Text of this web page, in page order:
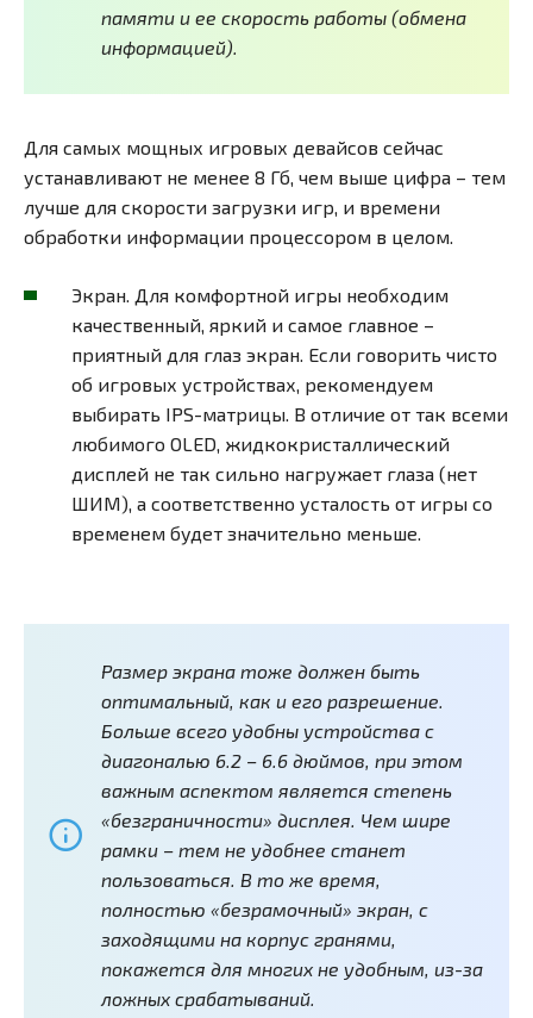
памяти и ее скорость работы (обмена
информацией).
Для самых мощных игровых девайсов сейчас
устанавливают не менее 8 Гб, чем выше цифра – тем
лучше для скорости загрузки игр, и времени
обработки информации процессором в целом.
Экран. Для комфортной игры необходим
качественный, яркий и самое главное –
приятный для глаз экран. Если говорить чисто
об игровых устройствах, рекомендуем
выбирать IPS-матрицы. В отличие от так всеми
любимого OLED, жидкокристаллический
дисплей не так сильно нагружает глаза (нет
ШИМ), а соответственно усталость от игры со
временем будет значительно меньше.
Размер экрана тоже должен быть
оптимальный, как и его разрешение.
Больше всего удобны устройства с
диагональю 6.2 – 6.6 дюймов, при этом
важным аспектом является степень
«безграничности» дисплея. Чем шире
рамки – тем не удобнее станет
пользоваться. В то же время,
полностью «безрамочный» экран, с
заходящими на корпус гранями,
покажется для многих не удобным, из-за
ложных срабатываний.